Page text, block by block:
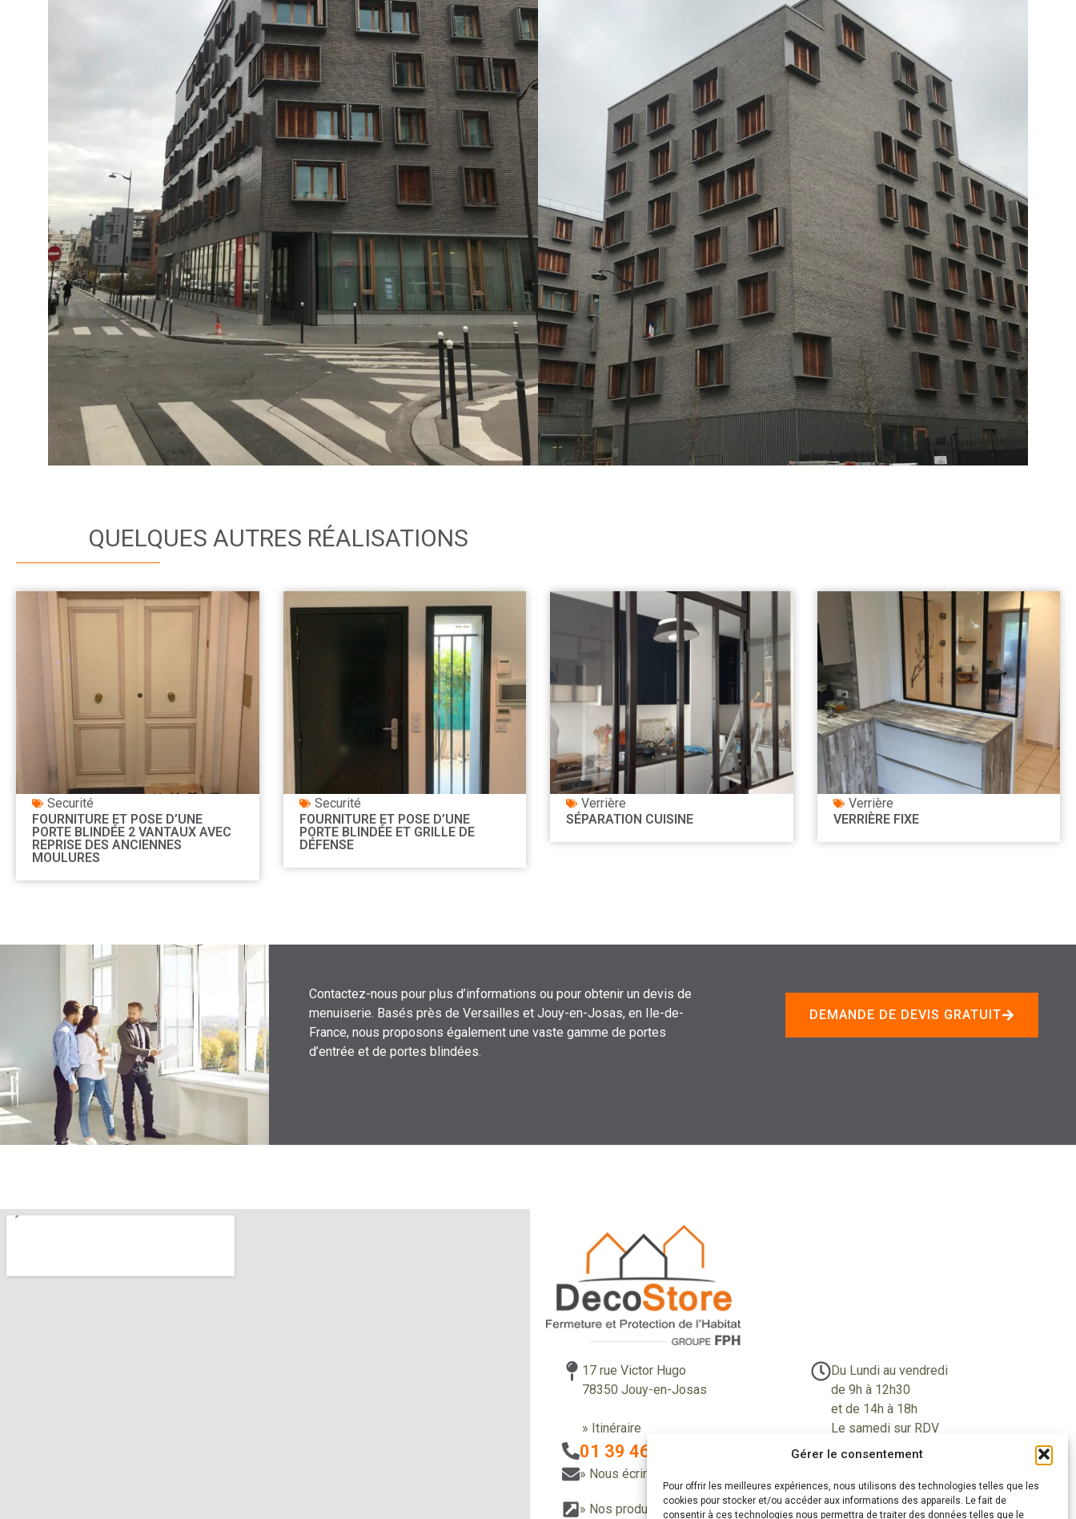
Gérer le consentement
Pour offrir les meilleures expériences, nous utilisons des technologies telles que les
cookies pour stocker et/ou accéder aux informations des appareils. Le fait de
consentir à ces technologies nous permettra de traiter des données telles que le
QUELQUES AUTRES RÉALISATIONS
Securité
FOURNITURE ET POSE D’UNE
PORTE BLINDÉE 2 VANTAUX AVEC
REPRISE DES ANCIENNES
MOULURES
Securité
FOURNITURE ET POSE D’UNE
PORTE BLINDÉE ET GRILLE DE
DÉFENSE
Verrière
SÉPARATION CUISINE
Verrière
VERRIÈRE FIXE
Contactez-nous pour plus d’informations ou pour obtenir un devis de
menuiserie. Basés près de Versailles et Jouy-en-Josas, en Ile-de-
France, nous proposons également une vaste gamme de portes
d’entrée et de portes blindées.
DEMANDE DE DEVIS GRATUIT
17 rue Victor Hugo
78350 Jouy-en-Josas
» Itinéraire
01 39 46 85 58
» Nous écrire
Du Lundi au vendredi
de 9h à 12h30
et de 14h à 18h
Le samedi sur RDV
» Nos produits » Nos réalisations » Zones d'intervention » Actualités